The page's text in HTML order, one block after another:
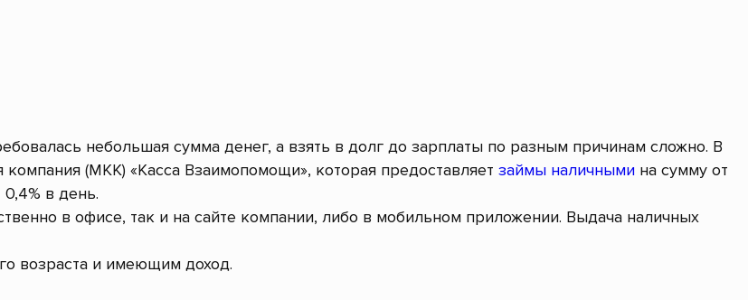
небольшая сумма денег, а взять в долг до зарплаты по разным причинам сложно. В
(МКК) «Касса Взаимопомощи», которая предоставляет займы наличными на сумму от
в день.
в офисе, так и на сайте компании, либо в мобильном приложении. Выдача наличных
возраста и имеющим доход.